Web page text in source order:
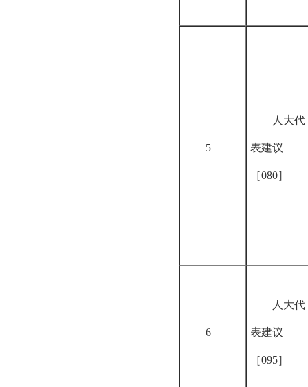
5
人大代
表建议
［080］
6
人大代
表建议
［095］